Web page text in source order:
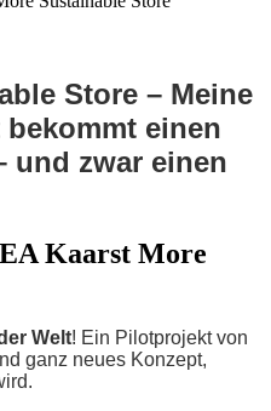
Store – Meine
einen
und zwar einen
Welt! Ein Pilotprojekt von
ganz neues Konzept,